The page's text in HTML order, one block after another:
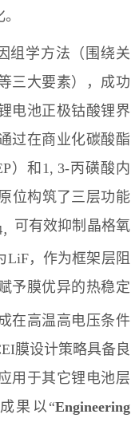
组学方法（围绕关
三大要素），成功
电池正极钴酸锂界
过在商业化碳酸酯
）和 1, 3-丙磺酸内
位构筑了三层功能
， 可有效抑制晶格氧
LiF，作为框架层阻
予膜优异的热稳定
在高温高电压条件
膜设计策略具备良
用于其它锂电池层
果以“Engineering